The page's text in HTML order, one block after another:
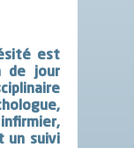
est
de jour
un suivi